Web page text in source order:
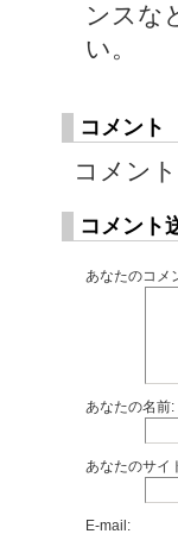
ンスな
い。
コメント
コメン
コメント
あなたのコメ
あなたの名前:
あなたのサイ
E-mail: